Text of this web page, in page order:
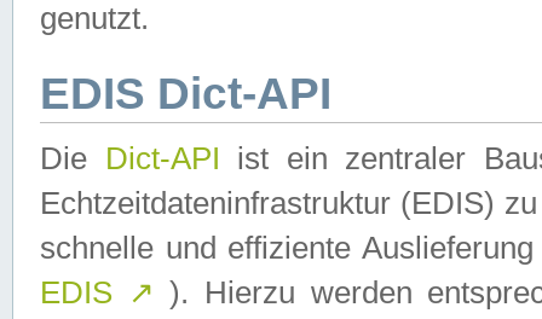
genutzt.
EDIS Dict-API
Die Dict-API ist ein zentraler
Echtzeitdateninfrastruktur (EDIS)
schnelle und effiziente
EDIS ↗ ). Hierzu werden